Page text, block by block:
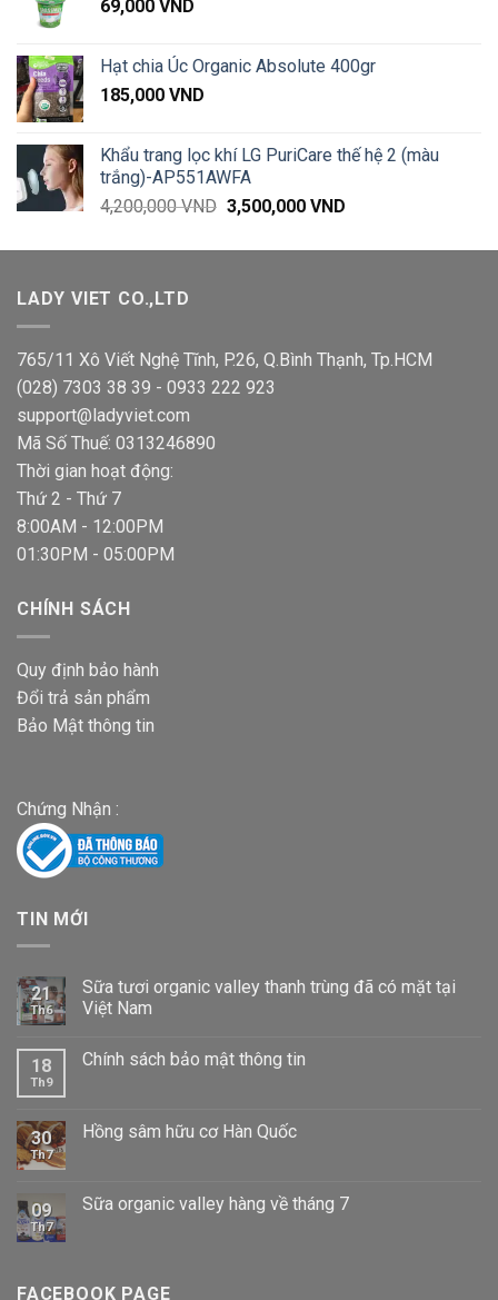
69,000 VND
Hạt chia Úc Organic Absolute 400gr
185,000 VND
Khẩu trang lọc khí LG PuriCare thế hệ 2 (màu
trắng)-AP551AWFA
4,200,000VND Giá
là:
3,500,000 VNDGiá
tại
LADY VIET CO.,LTD
765/11 Xô Viết Nghệ Tĩnh, P.26, Q.Bình Thạnh, Tp.HCM
(028) 7303 38 39 - 0933 222 923
support@ladyviet.com
Mã Số Thuế: 0313246890
Thời gian hoạt động:
Thứ 2 - Thứ 7
8:00AM - 12:00PM
01:30PM - 05:00PM
CHÍNH SÁCH
Quy định bảo hành
Đổi trả sản phẩm
Bảo Mật thông tin
Chứng Nhận :
TIN MỚI
21
Th6
Sữa tươi organic valley thanh trùng đã có mặt tại
Việt Nam
18
Th9
Chính sách bảo mật thông tin
30
Th7
Hồng sâm hữu cơ Hàn Quốc
09
Th7
Sữa organic valley hàng về tháng 7
FACEBOOK PAGE